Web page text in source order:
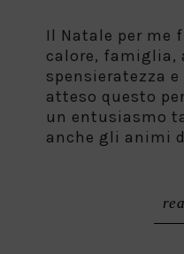
Il Natale per me
calore, famiglia,
spensieratezza e
atteso questo
un entusiasmo
anche gli animi